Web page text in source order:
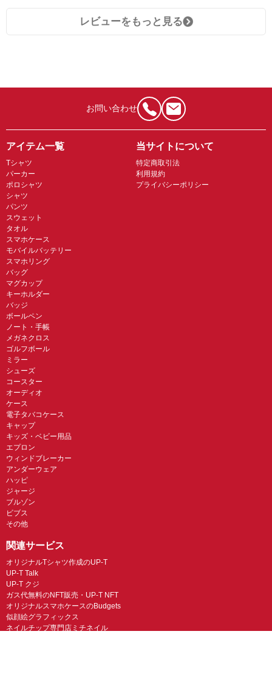
レビューをもっと見る
お問い合わせ
アイテム一覧
Tシャツ
パーカー
ポロシャツ
シャツ
パンツ
スウェット
タオル
スマホケース
モバイルバッテリー
スマホリング
バッグ
マグカップ
キーホルダー
バッジ
ボールペン
ノート・手帳
メガネクロス
ゴルフボール
ミラー
シューズ
コースター
オーディオ
ケース
電子タバコケース
キャップ
キッズ・ベビー用品
エプロン
ウィンドブレーカー
アンダーウェア
ハッピ
ジャージ
ブルゾン
ビブス
その他
当サイトについて
特定商取引法
利用規約
プライバシーポリシー
関連サービス
オリジナルTシャツ作成のUP-T
UP-T Talk
UP-T クジ
ガス代無料のNFT販売・UP-T NFT
オリジナルスマホケースのBudgets
似顔絵グラフィックス
ネイルチップ専門店ミチネイル